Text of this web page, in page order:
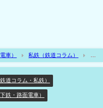
車） 私鉄（鉄道コラム）
摩川線に8両編成の電車が入線??羽田
道コラム・私鉄）
鉄・路面電車）